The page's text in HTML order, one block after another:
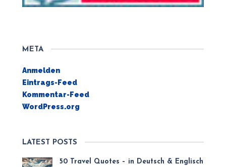
META
Anmelden
Eintrags-Feed
Kommentar-Feed
WordPress.org
LATEST POSTS
50 Travel Quotes – in Deutsch & Englisch